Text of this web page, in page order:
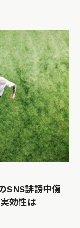
SNS誹謗中傷
効性は